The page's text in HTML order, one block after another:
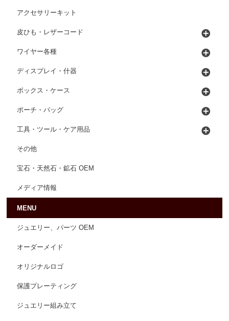
アクセサリーキット
皮ひも・レザーコード
ワイヤー各種
ディスプレイ・什器
ボックス・ケース
ポーチ・バッグ
工具・ツール・ケア用品
その他
宝石・天然石・鉱石 OEM
メディア情報
MENU
ジュエリー、パーツ OEM
オーダーメイド
オリジナルロゴ
保護プレーティング
ジュエリー組み立て